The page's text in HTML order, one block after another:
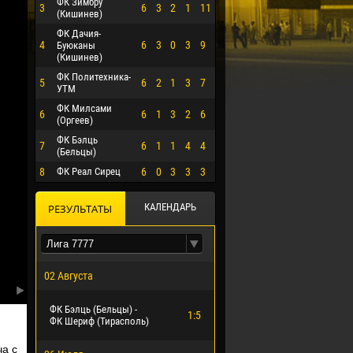
с
3
(Кишинев)
6 3 2 1 11
4
ФК Дачия-
Буюканы
(Кишинев)
6 3 0 3 9
5
ФК Политехника-
УТМ
6 2 1 3 7
6
ФК Милсами
(Оргеев)
6 1 3 2 6
7
ФК Бэлць
(Бельцы)
6 1 1 4 4
8 ФК Реал Сирец 6 0 3 3 3
РЕЗУЛЬТАТЫ КАЛЕНДАРЬ
02 Августа
ФК Бэлць (Бельцы) -
ФК Шериф (Тирасполь)
1:5